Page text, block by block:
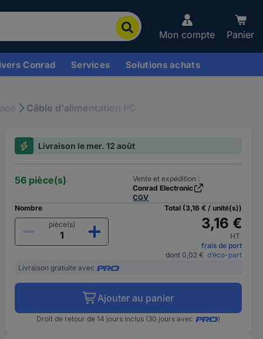
Mon compte Panier
Conrad Services Solutions achats
Câble d'alimentation PC
Livraison le mer. 12 août
56 pièce(s)
Vente et expédition :
Conrad Electronic
CGV
Nombre
pièce(s)
Total (3,16 € / unité(s))
3,16 €
HT
frais de port
dont 0,02 € d’éco-part
Livraison gratuite avec
Ajouter au panier
Droit de retour de 14 jours inclus (30 jours avec )